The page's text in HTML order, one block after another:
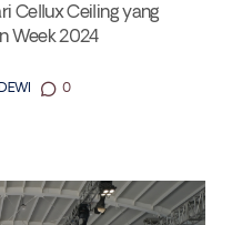
Cellux Ceiling yang
Week 2024
0